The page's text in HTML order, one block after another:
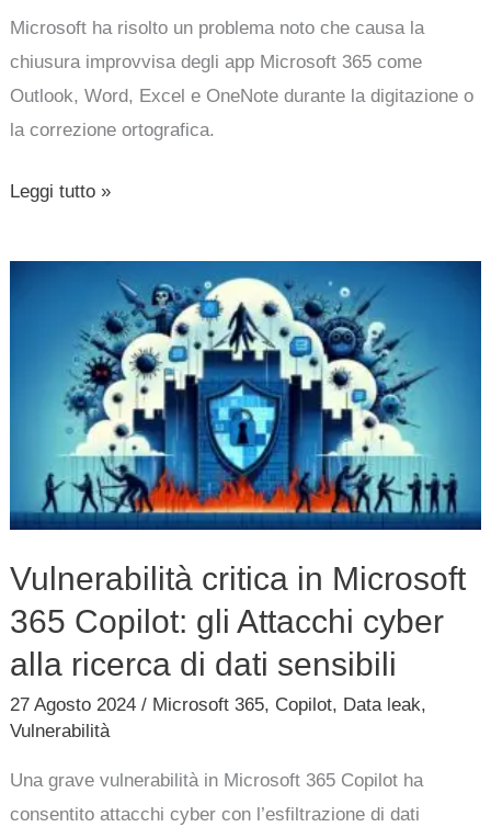
Microsoft ha risolto un problema noto che causa la
chiusura improvvisa degli app Microsoft 365 come
Outlook, Word, Excel e OneNote durante la digitazione o
la correzione ortografica.
Leggi tutto »
Vulnerabilità critica in Microsoft
365 Copilot: gli Attacchi cyber
alla ricerca di dati sensibili
27 Agosto 2024/ Microsoft 365, Copilot, Data leak,
Vulnerabilità
Una grave vulnerabilità in Microsoft 365 Copilot ha
consentito attacchi cyber con l’esfiltrazione di dati
Microsoft
Copilot:
Attacchi
alla
ricerca
sensibili